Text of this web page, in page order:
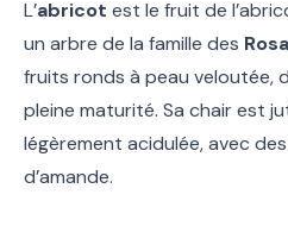
L’abricot est le fruit de
un arbre de la famille des
fruits ronds à peau veloutée,
pleine maturité. Sa chair est
légèrement acidulée, avec
d’amande.